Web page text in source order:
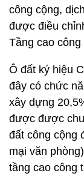
công cộng,
được điều
Tầng cao
Ô đất ký hiệu
đây có chức
xây dựng
được được
đất công cộng
mại văn
tầng cao công